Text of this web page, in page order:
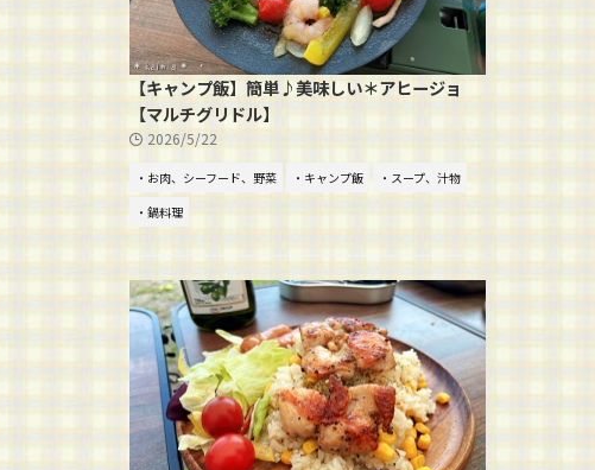
【キャンプ飯】簡単♪美味しい＊アヒージョ
【マルチグリドル】
2026/5/22
・お肉、シーフード、野菜 ・キャンプ飯
・スープ、汁物
・鍋料理